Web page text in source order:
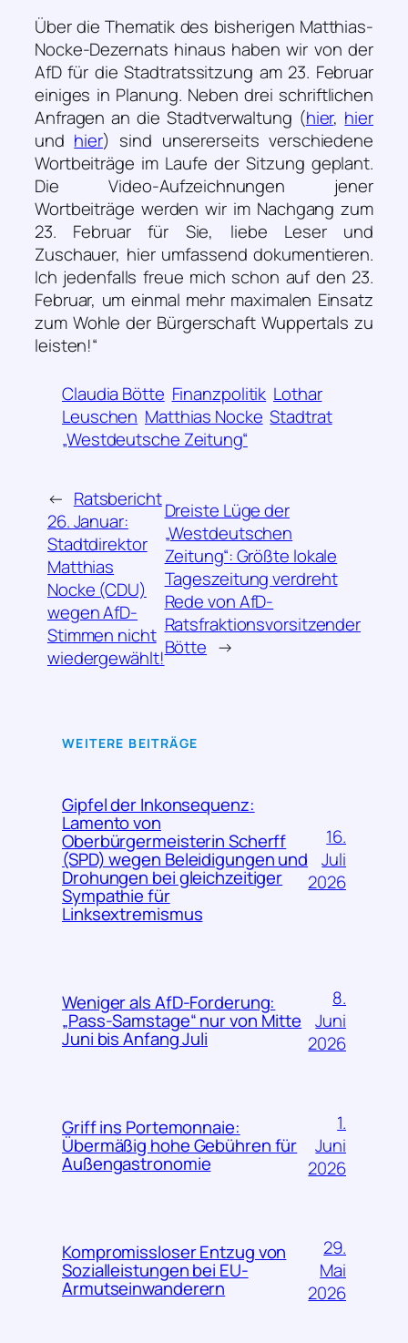
Über die Thematik des bisherigen Matthias-
Nocke-Dezernats hinaus haben wir von der
AfD für die Stadtratssitzung am 23. Februar
einiges in Planung. Neben drei schriftlichen
Anfragen an die Stadtverwaltung (hier, hier
und hier) sind unsererseits verschiedene
Wortbeiträge im Laufe der Sitzung geplant.
Die Video-Aufzeichnungen jener
Wortbeiträge werden wir im Nachgang zum
23. Februar für Sie, liebe Leser und
Zuschauer, hier umfassend dokumentieren.
Ich jedenfalls freue mich schon auf den 23.
Februar, um einmal mehr maximalen Einsatz
zum Wohle der Bürgerschaft Wuppertals zu
leisten!“
Claudia Bötte Finanzpolitik Lothar
Leuschen Matthias Nocke Stadtrat
„Westdeutsche Zeitung“
← Ratsbericht
26. Januar:
Stadtdirektor
Matthias
Nocke (CDU)
wegen AfD-
Stimmen nicht
wiedergewählt!
Dreiste Lüge der
„Westdeutschen
Zeitung“: Größte lokale
Tageszeitung verdreht
Rede von AfD-
Ratsfraktionsvorsitzender
Bötte →
WEITERE BEITRÄGE
Gipfel der Inkonsequenz:
Lamento von
Oberbürgermeisterin Scherff
(SPD) wegen Beleidigungen und
Drohungen bei gleichzeitiger
Sympathie für
Linksextremismus
16.
Juli
2026
Weniger als AfD-Forderung:
„Pass-Samstage“ nur von Mitte
Juni bis Anfang Juli
8.
Juni
2026
Griff ins Portemonnaie:
Übermäßig hohe Gebühren für
Außengastronomie
1.
Juni
2026
Kompromissloser Entzug von
Sozialleistungen bei EU-
Armutseinwanderern
29.
Mai
2026